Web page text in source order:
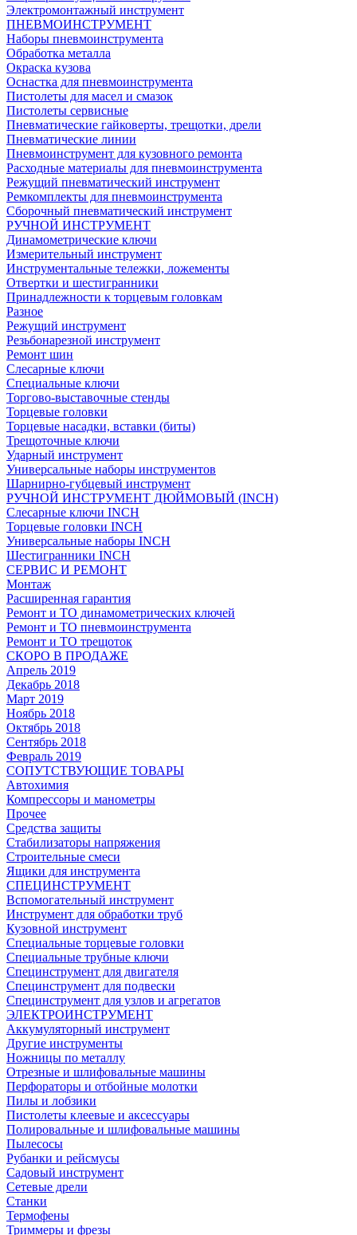
Электромонтажный инструмент
ПНЕВМОИНСТРУМЕНТ
Наборы пневмоинструмента
Обработка металла
Окраска кузова
Оснастка для пневмоинструмента
Пистолеты для масел и смазок
Пистолеты сервисные
Пневматические гайковерты, трещотки, дрели
Пневматические линии
Пневмоинструмент для кузовного ремонта
Расходные материалы для пневмоинструмента
Режущий пневматический инструмент
Ремкомплекты для пневмоинструмента
Сборочный пневматический инструмент
РУЧНОЙ ИНСТРУМЕНТ
Динамометрические ключи
Измерительный инструмент
Инструментальные тележки, ложементы
Отвертки и шестигранники
Принадлежности к торцевым головкам
Разное
Режущий инструмент
Резьбонарезной инструмент
Ремонт шин
Слесарные ключи
Специальные ключи
Торгово-выставочные стенды
Торцевые головки
Торцевые насадки, вставки (биты)
Трещоточные ключи
Ударный инструмент
Универсальные наборы инструментов
Шарнирно-губцевый инструмент
РУЧНОЙ ИНСТРУМЕНТ ДЮЙМОВЫЙ (INCH)
Слесарные ключи INCH
Торцевые головки INCH
Универсальные наборы INCH
Шестигранники INCH
СЕРВИС И РЕМОНТ
Монтаж
Расширенная гарантия
Ремонт и ТО динамометрических ключей
Ремонт и ТО пневмоинструмента
Ремонт и ТО трещоток
СКОРО В ПРОДАЖЕ
Апрель 2019
Декабрь 2018
Март 2019
Ноябрь 2018
Октябрь 2018
Сентябрь 2018
Февраль 2019
СОПУТСТВУЮЩИЕ ТОВАРЫ
Автохимия
Компрессоры и манометры
Прочее
Средства защиты
Стабилизаторы напряжения
Строительные смеси
Ящики для инструмента
СПЕЦИНСТРУМЕНТ
Вспомогательный инструмент
Инструмент для обработки труб
Кузовной инструмент
Специальные торцевые головки
Специальные трубные ключи
Специнструмент для двигателя
Специнструмент для подвески
Специнструмент для узлов и агрегатов
ЭЛЕКТРОИНСТРУМЕНТ
Аккумуляторный инструмент
Другие инструменты
Ножницы по металлу
Отрезные и шлифовальные машины
Перфораторы и отбойные молотки
Пилы и лобзики
Пистолеты клеевые и аксессуары
Полировальные и шлифовальные машины
Пылесосы
Рубанки и рейсмусы
Садовый инструмент
Сетевые дрели
Станки
Термофены
Триммеры и фрезы